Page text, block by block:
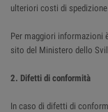
ulteriori costi di spedizione.
Per maggiori informazioni
sito del Ministero dello
2. Difetti di conformità
In caso di difetti di